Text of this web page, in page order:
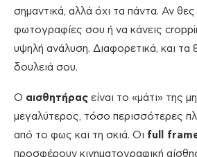
σημαντικά, αλλά όχι τα πάντα. Αν θες
φωτογραφίες σου ή να κάνεις
υψηλή ανάλυση. Διαφορετικά, και τα
δουλειά σου.
Ο αισθητήρας είναι το «μάτι» της
μεγαλύτερος, τόσο περισσότερες
από το φως και τη σκιά. Οι full
προσφέρουν κινηματογραφική